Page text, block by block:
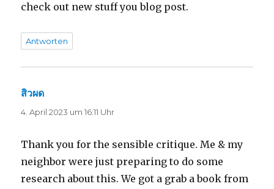
check out new stuff you blog post.
Antworten
สิวผด
4. April 2023 um 16:11 Uhr
Thank you for the sensible critique. Me & my
neighbor were just preparing to do some
research about this. We got a grab a book from